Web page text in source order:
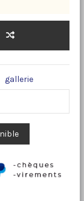
gallerie